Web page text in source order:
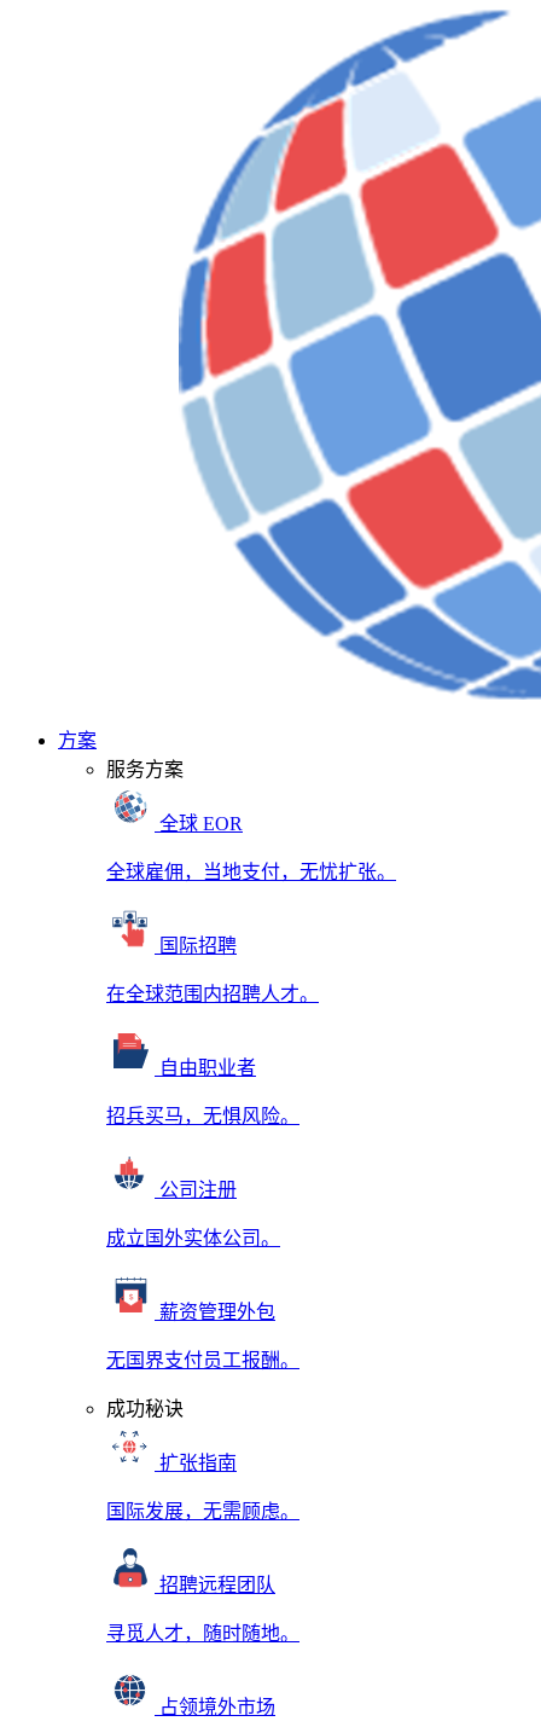
方案
服务方案
全球 EOR
全球雇佣，当地支付，无忧扩张。
国际招聘
在全球范围内招聘人才。
自由职业者
招兵买马，无惧风险。
公司注册
成立国外实体公司。
薪资管理外包
无国界支付员工报酬。
成功秘诀
扩张指南
国际发展，无需顾虑。
招聘远程团队
寻觅人才，随时随地。
占领境外市场